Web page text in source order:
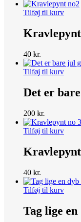
Tilføj til kurv
40 kr.
Tilføj til kurv
Det er
200 kr.
Tilføj til kurv
40 kr.
Tilføj til kurv
Tag lige